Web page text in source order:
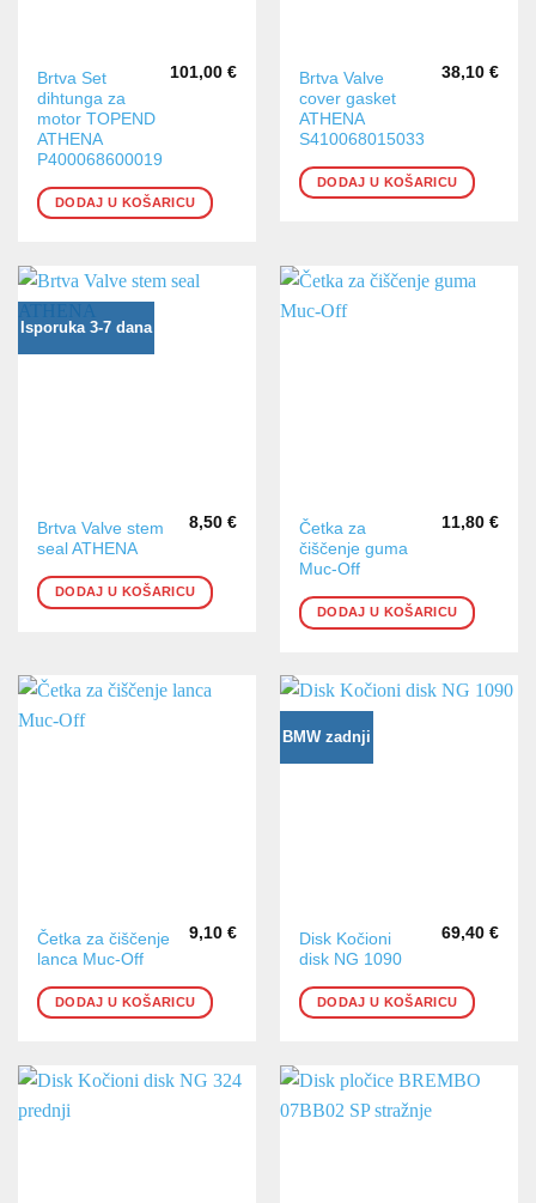
Brtva Set
dihtunga za
motor TOPEND
ATHENA
P400068600019
101,00 €
DODAJ U KOŠARICU
Brtva Valve
cover gasket
ATHENA
S410068015033
38,10 €
DODAJ U KOŠARICU
Isporuka 3-7 dana
Brtva Valve stem
seal ATHENA
8,50 €
DODAJ U KOŠARICU
Četka za
čiščenje guma
Muc-Off
11,80 €
DODAJ U KOŠARICU
Četka za čiščenje
lanca Muc-Off
9,10 €
DODAJ U KOŠARICU
BMW zadnji
Disk Kočioni
disk NG 1090
69,40 €
DODAJ U KOŠARICU